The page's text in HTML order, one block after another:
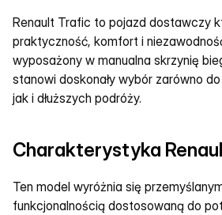
Renault Trafic to pojazd dostawczy
praktyczność, komfort i
wyposażony w manualna skrzynię
stanowi doskonały wybór zarówno
jak i dłuższych podróży.
Charakterystyka
Ten model wyróżnia się
funkcjonalnością dostosowaną do